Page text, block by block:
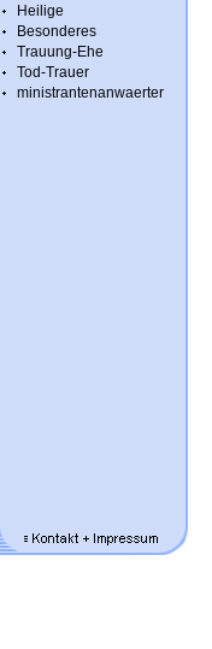
Heilige
Besonderes
Trauung-Ehe
Tod-Trauer
ministrantenanwaerter